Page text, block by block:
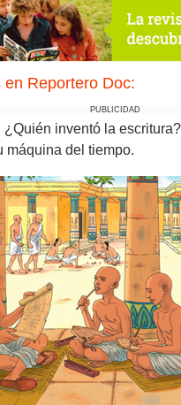
en Reportero Doc:
PUBLICIDAD
¿Quién inventó la
máquina del tiempo.